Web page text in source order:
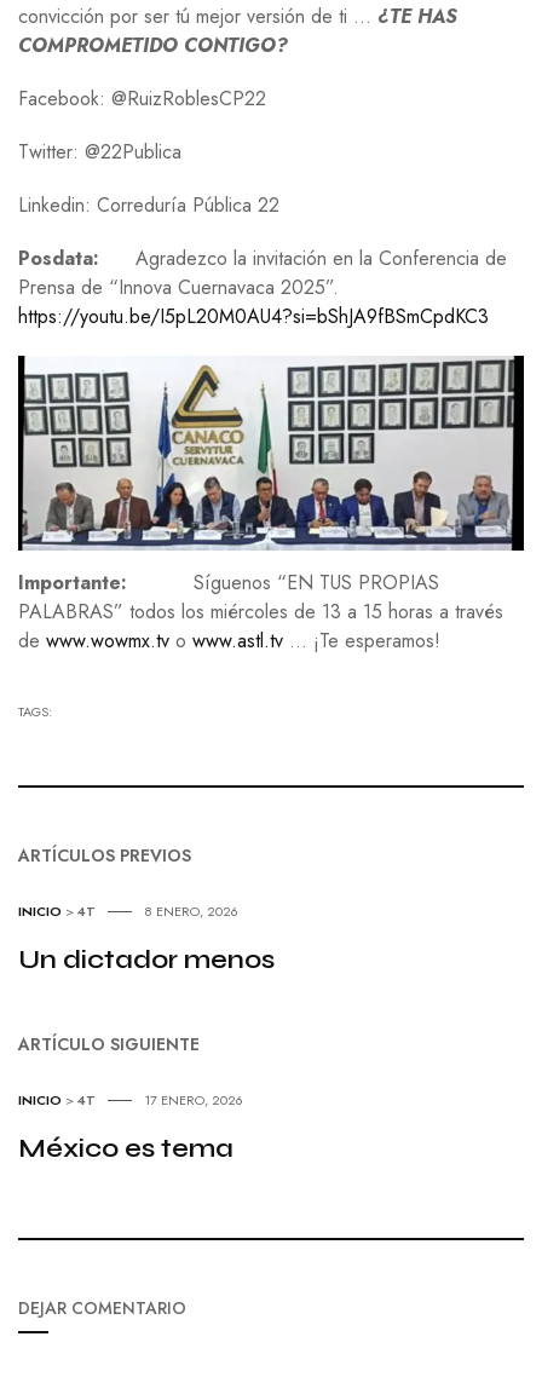
convicción por ser tú mejor versión de ti … ¿TE HAS
COMPROMETIDO CONTIGO?
Facebook: @RuizRoblesCP22
Twitter: @22Publica
Linkedin: Correduría Pública 22
Posdata: Agradezco la invitación en la Conferencia de
Prensa de “Innova Cuernavaca 2025”.
https://youtu.be/I5pL20M0AU4?si=bShJA9fBSmCpdKC3
Importante: Síguenos “EN TUS PROPIAS
PALABRAS” todos los miércoles de 13 a 15 horas a través
de www.wowmx.tv o www.astl.tv … ¡Te esperamos!
TAGS:
ARTÍCULOS PREVIOS
INICIO >4T 8 ENERO, 2026
Un dictador menos
ARTÍCULO SIGUIENTE
INICIO >4T 17 ENERO, 2026
México es tema
DEJAR COMENTARIO